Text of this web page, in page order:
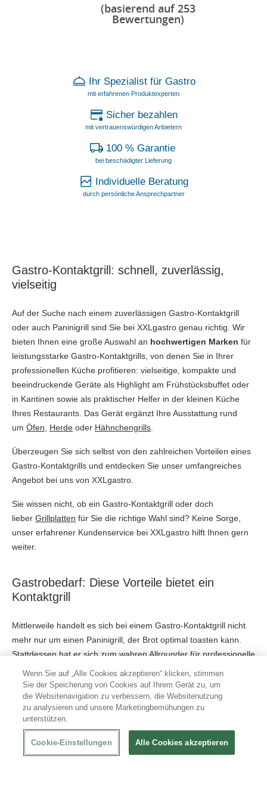
(basierend auf 253
Bewertungen)
Ihr Spezialist für Gastro
mit erfahrenen Produktexperten
Sicher bezahlen
mit vertrauenswürdigen Anbietern
100 % Garantie
bei beschädigter Lieferung
Individuelle Beratung
durch persönliche Ansprechpartner
Gastro-Kontaktgrill: schnell, zuverlässig,
vielseitig
Auf der Suche nach einem zuverlässigen Gastro-Kontaktgrill
oder auch Paninigrill sind Sie bei XXLgastro genau richtig. Wir
bieten Ihnen eine große Auswahl an hochwertigen Marken für
leistungsstarke Gastro-Kontaktgrills, von denen Sie in Ihrer
professionellen Küche profitieren: vielseitige, kompakte und
beeindruckende Geräte als Highlight am Frühstücksbuffet oder
in Kantinen sowie als praktischer Helfer in der kleinen Küche
Ihres Restaurants. Das Gerät ergänzt Ihre Ausstattung rund
um Öfen Herde oder Hähnchengrills
Überzeugen Sie sich selbst von den zahlreichen Vorteilen eines
Gastro-Kontaktgrills und entdecken Sie unser umfangreiches
Angebot bei uns von XXLgastro.
Sie wissen nicht, ob ein Gastro-Kontaktgrill oder doch
lieber Grillplatten für Sie die richtige Wahl sind? Keine Sorge,
unser erfahrener Kundenservice bei XXLgastro hilft Ihnen gern
weiter.
Gastrobedarf: Diese Vorteile bietet ein
Kontaktgrill
Mittlerweile handelt es sich bei einem Gastro-Kontaktgrill nicht
mehr nur um einen Paninigrill, der Brot optimal toasten kann.
Stattdessen hat er sich zum wahren Allrounder für professionelle
Küchen entwickelt: Er sorgt für
gleichmäßige Garergebnisse
und spart dabei Zeit und Platz. Das macht ihn ideal, um ihn
flexibel am Buffet für Caterings, Restaurants oder Hotels
einsetzbar – auch in Kombination mitBain-Mariesoder
kleine Küchen mit wenig Platz.
Wenn Sie auf „Alle Cookies akzeptieren“ klicken, stimmen
Sie der Speicherung von Cookies auf Ihrem Gerät zu, um
die Websitenavigation zu verbessern, die Websitenutzung
zu analysieren und unsere Marketingbemühungen zu
unterstützen.
Cookie-Einstellungen Alle Cookies akzeptieren